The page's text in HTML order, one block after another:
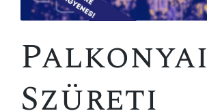
Palkonyai
Szüreti